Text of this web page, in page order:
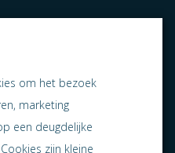
om het bezoek
marketing
een deugdelijke
zijn kleine